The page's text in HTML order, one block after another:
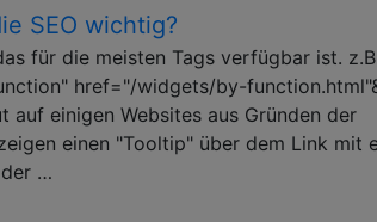
SEO wichtig?
für die meisten Tags verfügbar ist. z.B
href="/widgets/by-
auf einigen Websites aus Gründen der
einen "Tooltip" über dem Link mit
der …